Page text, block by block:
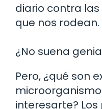
diario contra
que nos rodean.
¿No suena
Pero, ¿qué son
interesarte?